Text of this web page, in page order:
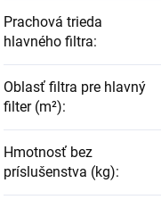
Prachová trieda
hlavného filtra:
Oblasť filtra pre hlavný
filter (m²):
Hmotnosť bez
príslušenstva (kg):